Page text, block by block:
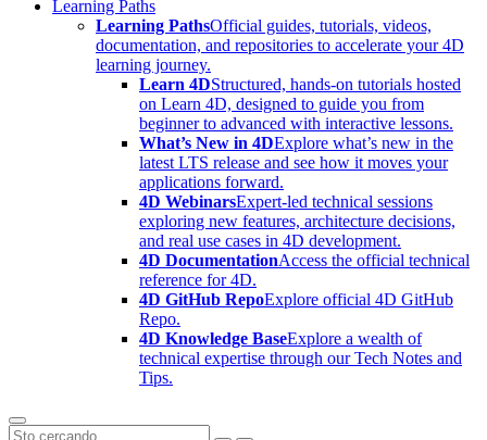
Learning Paths
Learning PathsOfficial guides, tutorials, videos,
documentation, and repositories to accelerate your 4D
learning journey.
Learn 4DStructured, hands-on tutorials hosted
on Learn 4D, designed to guide you from
beginner to advanced with interactive lessons.
What’s New in 4DExplore what’s new in the
latest LTS release and see how it moves your
applications forward.
4D WebinarsExpert-led technical sessions
exploring new features, architecture decisions,
and real use cases in 4D development.
4D DocumentationAccess the official technical
reference for 4D.
4D GitHub RepoExplore official 4D GitHub
Repo.
4D Knowledge BaseExplore a wealth of
technical expertise through our Tech Notes and
Tips.